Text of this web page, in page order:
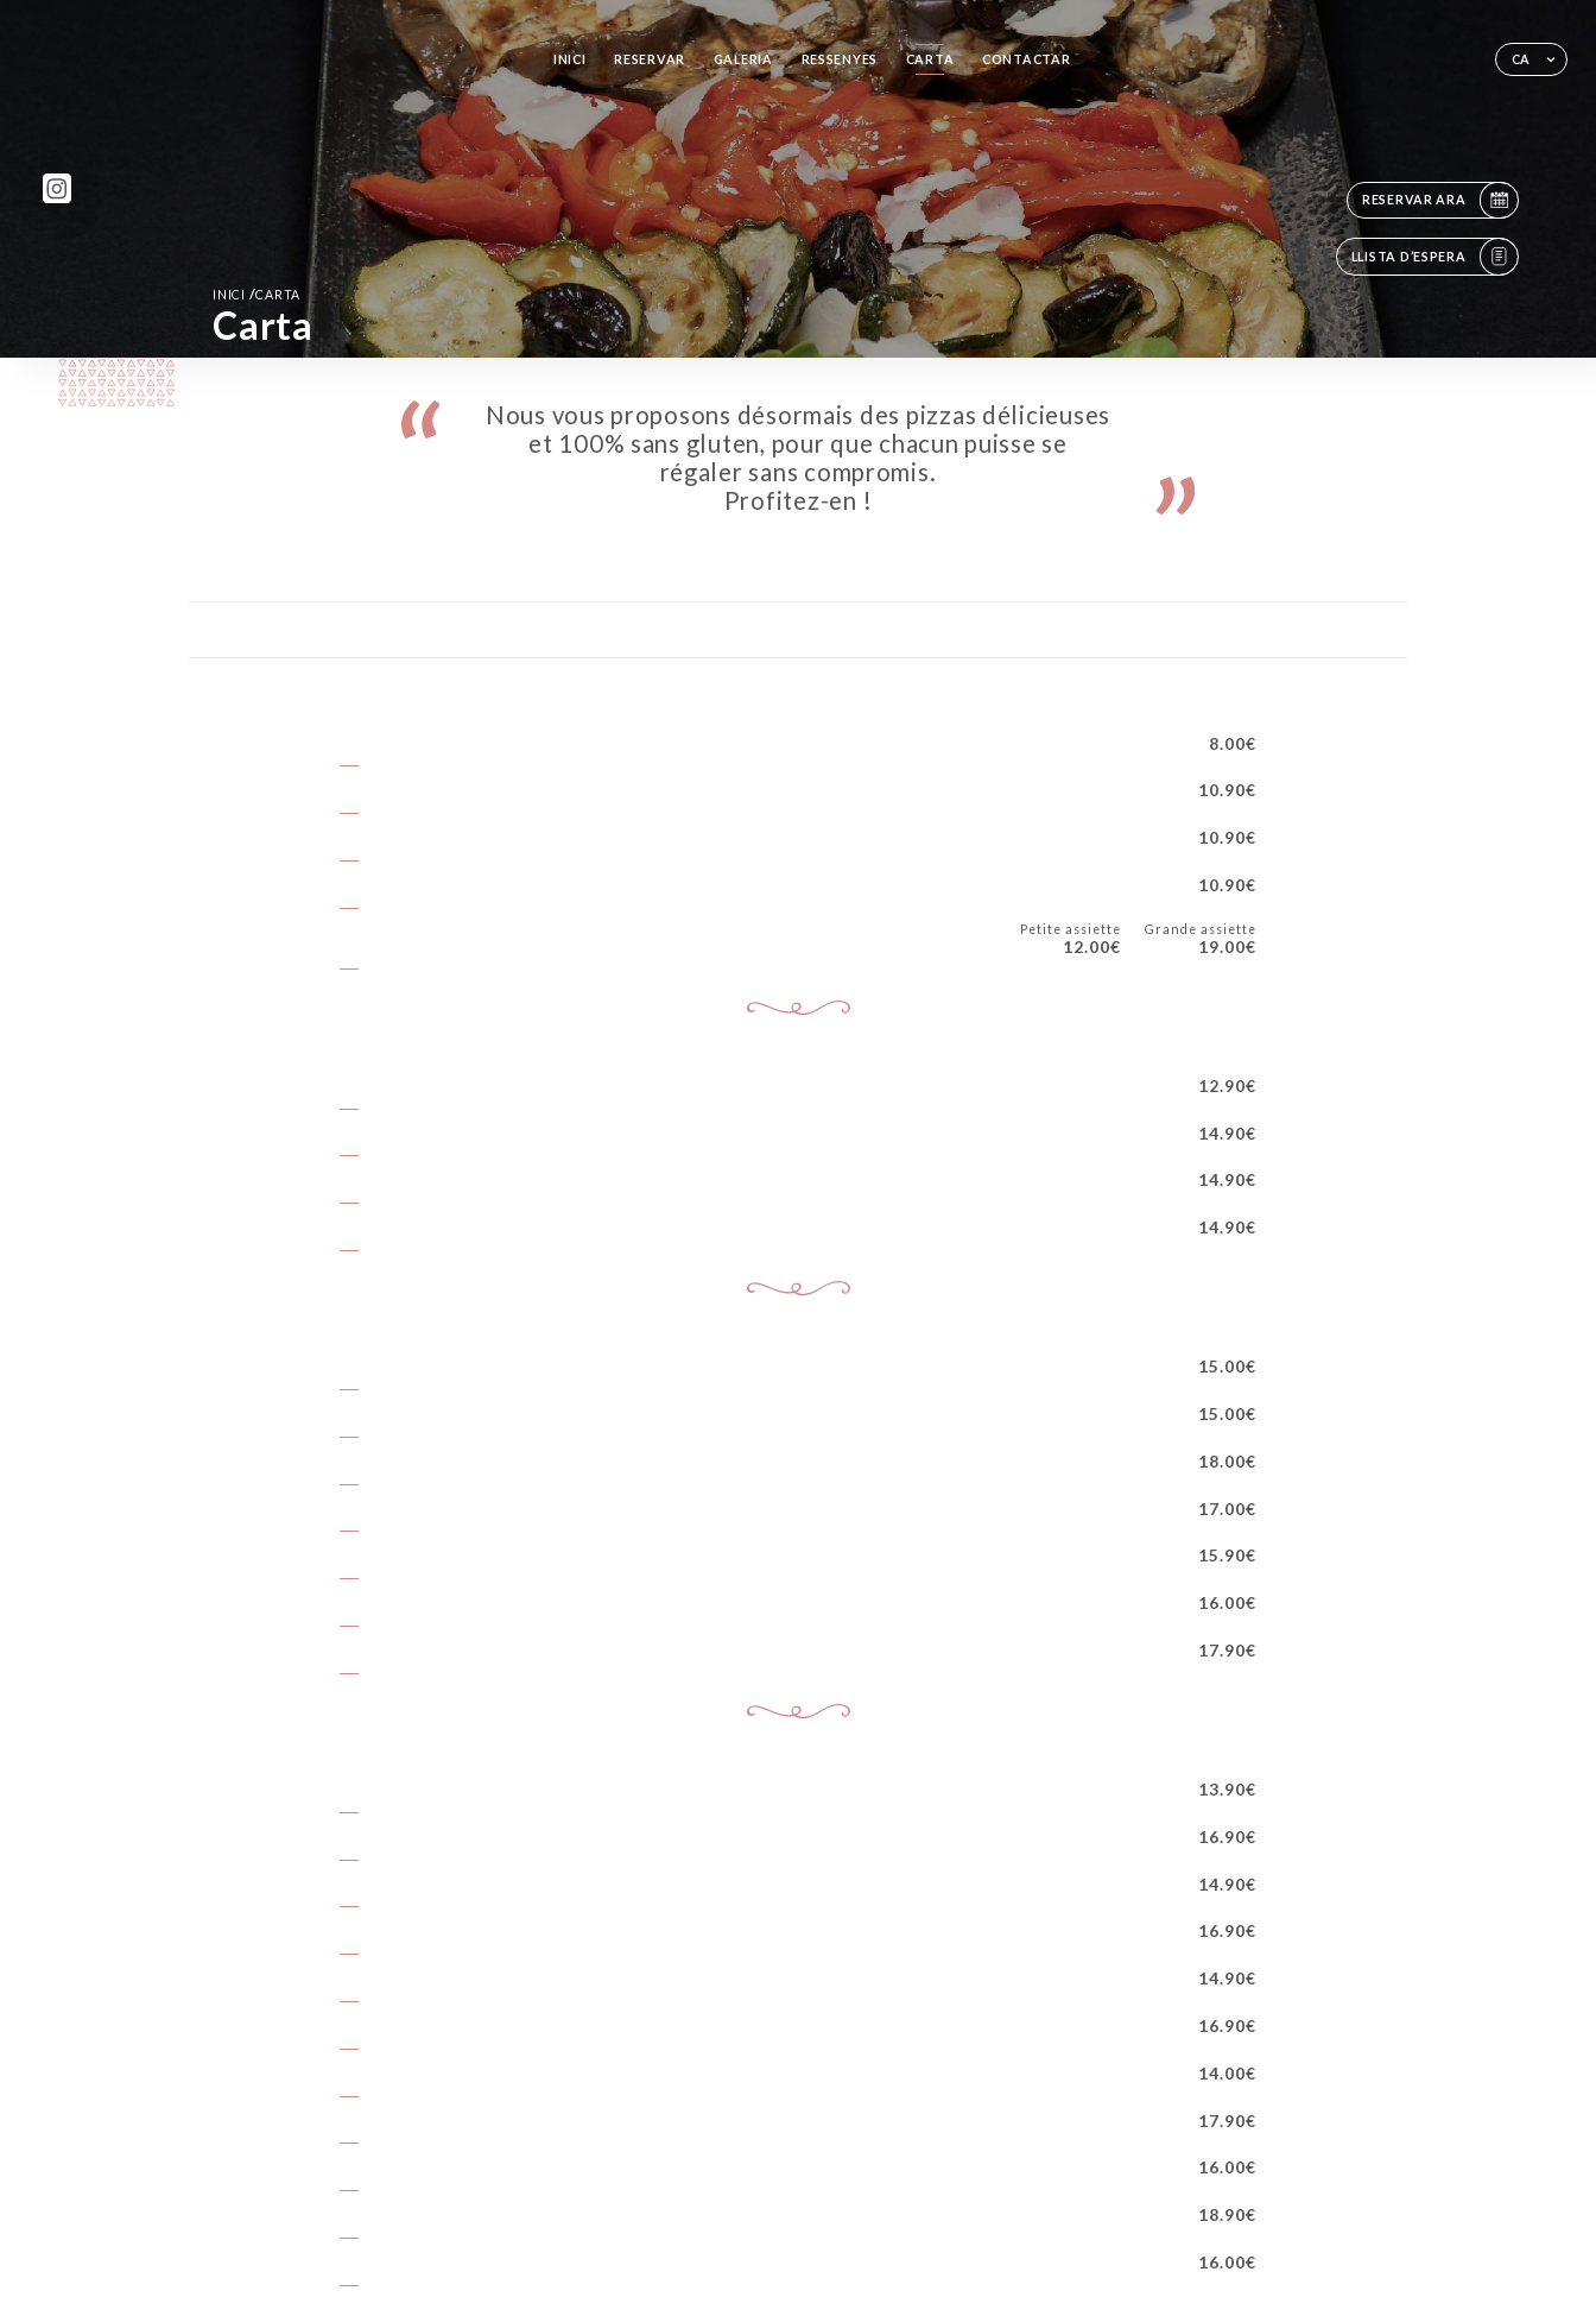
CA
INICI RESERVAR GALERIA RESSENYES CARTA CONTACTAR
RESERVAR ARA
LLISTA D’ESPERA
INICI /CARTA
Carta
Nous vous proposons désormais des pizzas délicieuses
et 100% sans gluten, pour que chacun puisse se
régaler sans compromis.
Profitez-en !
8.00€
10.90€
10.90€
10.90€
Petite assiette
12.00€
Grande assiette
19.00€
12.90€
14.90€
14.90€
14.90€
15.00€
15.00€
18.00€
17.00€
15.90€
16.00€
17.90€
13.90€
16.90€
14.90€
16.90€
14.90€
16.90€
14.00€
17.90€
16.00€
18.90€
16.00€